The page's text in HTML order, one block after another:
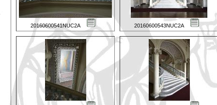
20160600541NUC2A 20160600543NUC2A